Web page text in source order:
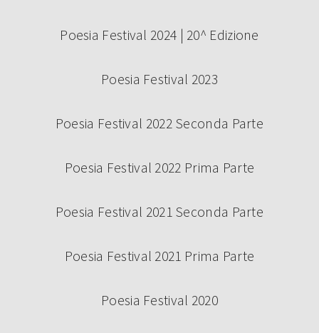
Poesia Festival 2024 | 20^ Edizione
Poesia Festival 2023
Poesia Festival 2022 Seconda Parte
Poesia Festival 2022 Prima Parte
Poesia Festival 2021 Seconda Parte
Poesia Festival 2021 Prima Parte
Poesia Festival 2020